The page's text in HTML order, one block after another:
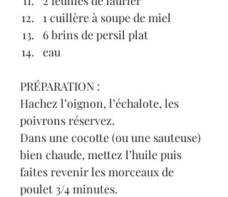
1 cuillère à soupe de miel
6 brins de persil plat
eau
PRÉPARATION :
Hachez l’oignon, l’échalote, les
poivrons réservez.
Dans une cocotte (ou une sauteuse)
bien chaude, mettez l’huile puis
faites revenir les morceaux de
poulet 3/4 minutes.